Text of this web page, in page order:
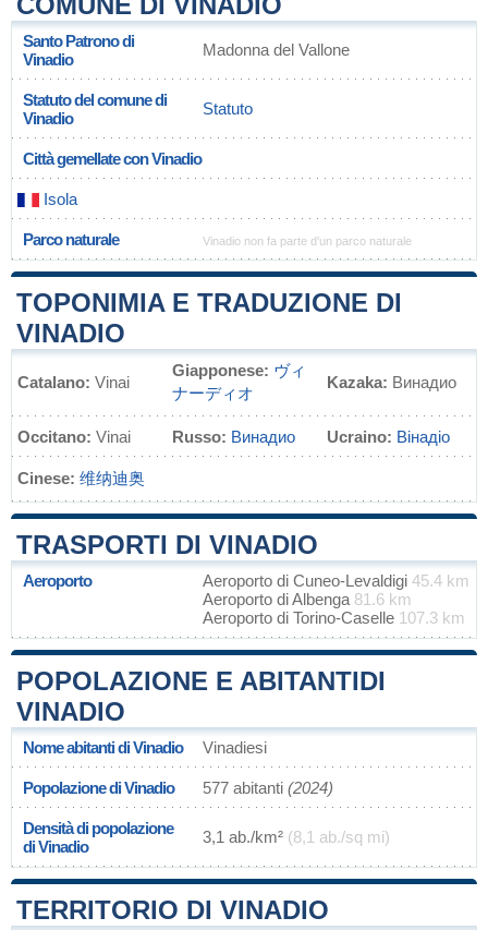
Santo Patrono di
Vinadio
Madonna del Vallone
Statuto del comune di
Vinadio
Statuto
Città gemellate con Vinadio
Isola
Parco naturale Vinadio non fa parte d'un parco naturale
TOPONIMIA E TRADUZIONE DI
VINADIO
Catalano: Vinai
Giapponese: ヴィ
ナーディオ
Kazaka: Винадио
Occitano: Vinai Russo: Винадио Ucraino: Вінадіо
Cinese: 维纳迪奥
TRASPORTI DI VINADIO
Aeroporto Aeroporto di Cuneo-Levaldigi 45.4 km
Aeroporto di Albenga 81.6 km
Aeroporto di Torino-Caselle 107.3 km
POPOLAZIONE E ABITANTIDI
VINADIO
Nome abitanti di Vinadio Vinadiesi
Popolazione di Vinadio 577 abitanti (2024)
Densità di popolazione
di Vinadio
3,1 ab./km² (8,1 ab./sq mi)
TERRITORIO DI VINADIO